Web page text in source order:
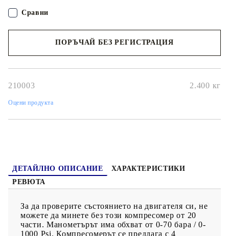
възможност за работа в по-трудни ъгли.
ПОРЪЧАЙ БЕЗ РЕГИСТРАЦИЯ
210003 2.400 кг
Оцени продукта
Сравни
ДЕТАЙЛНО ОПИСАНИЕ
ХАРАКТЕРИСТИКИ
РЕВЮТА
За да проверите състоянието на двигателя си, не
можете да минете без този компресомер от 20
части. Манометърът има обхват от 0-70 бара / 0-
1000 Psi. Компресомерът се предлага с 4